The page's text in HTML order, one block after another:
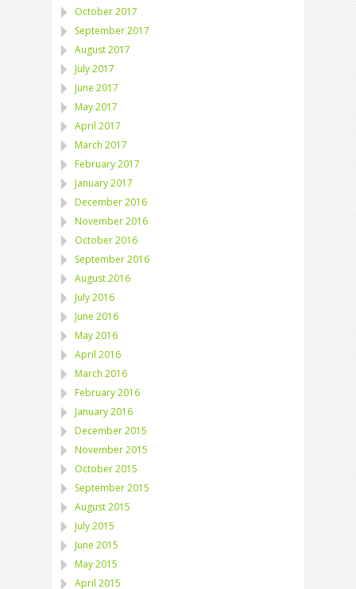
October 2017
September 2017
August 2017
July 2017
June 2017
May 2017
April 2017
March 2017
February 2017
January 2017
December 2016
November 2016
October 2016
September 2016
August 2016
July 2016
June 2016
May 2016
April 2016
March 2016
February 2016
January 2016
December 2015
November 2015
October 2015
September 2015
August 2015
July 2015
June 2015
May 2015
April 2015